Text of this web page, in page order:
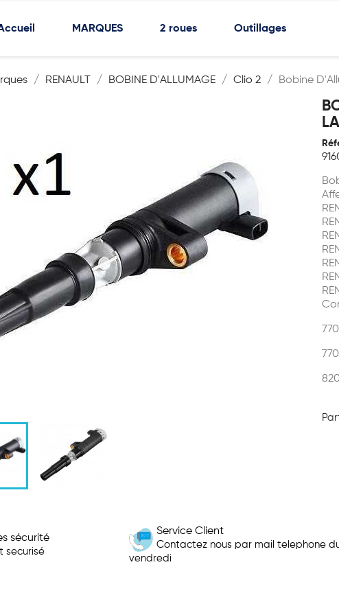
MARQUES 2 roues Outillages
RENAULT BOBINE D'ALLUMAGE Clio 2 Bobine
sécurité
securisé
Service Client
Contactez nous par mail telephone
vendredi